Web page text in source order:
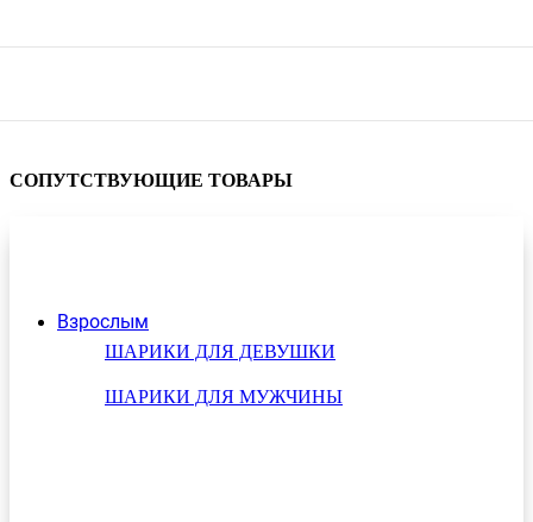
Взрослым
ШАРИКИ ДЛЯ ДЕВУШКИ
ШАРИКИ ДЛЯ МУЖЧИНЫ
СОПУТСТВУЮЩИЕ ТОВАРЫ